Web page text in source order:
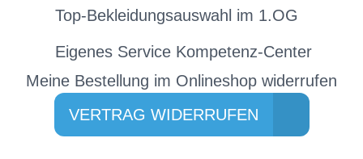
Top-Bekleidungsauswahl im 1.OG
Eigenes Service Kompetenz-Center
Meine Bestellung im Onlineshop widerrufen
VERTRAG WIDERRUFEN